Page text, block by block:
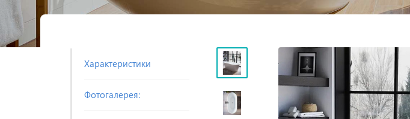
Характеристики
Фотогалерея: